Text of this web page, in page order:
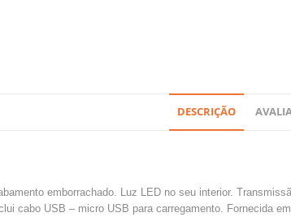
DESCRIÇÃO
emborrachado. Luz LED no seu interior.
cabo USB – micro USB para carregamento. Fornecida